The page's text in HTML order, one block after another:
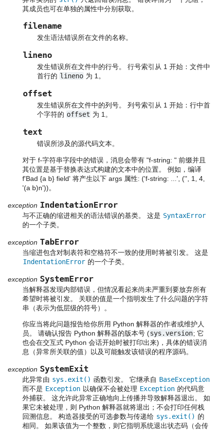
其成员也可在单独的属性中分别获取。
filename
发生语法错误所在文件的名称。
lineno
发生错误所在文件中的行号。 行号索引从 1 开始：文件中
首行的 lineno 为 1。
offset
发生错误所在文件中的列号。 列号索引从 1 开始：行中首
个字符的 offset 为 1。
text
错误所涉及的源代码文本。
对于 f-字符串字段中的错误，消息会带有 "f-string: " 前缀并且
其位置是基于替换表达式构建的文本中的位置。 例如，编译
f'Bad {a b} field' 将产生以下 args 属性: ('f-string: ...', ('', 1, 4,
'(a b)n'))。
exception IndentationError
与不正确的缩进相关的语法错误的基类。 这是 SyntaxError
的一个子类。
exception TabError
当缩进包含对制表符和空格符不一致的使用时将被引发。 这是
IndentationError 的一个子类。
exception SystemError
当解释器发现内部错误，但情况看起来尚未严重到要放弃所有
希望时将被引发。 关联的值是一个指明发生了什么问题的字符
串（表示为低层级的符号）。
你应当将此问题报告给你所用 Python 解释器的作者或维护人
员。 请确认报告 Python 解释器的版本号 (sys.version; 它
也会在交互式 Python 会话开始时被打印出来)，具体的错误消
息（异常所关联的值）以及可能触发该错误的程序源码。
exception SystemExit
此异常由 sys.exit() 函数引发。 它继承自 BaseException
而不是 Exception 以确保不会被处理 Exception 的代码意
外捕获。 这允许此异常正确地向上传播并导致解释器退出。 如
果它未被处理，则 Python 解释器就将退出；不会打印任何栈
回溯信息。 构造器接受的可选参数与传递给 sys.exit() 的
相同。 如果该值为一个整数，则它指明系统退出状态码（会传